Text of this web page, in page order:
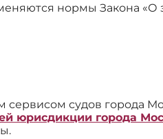
нормы Закона «О
судов города
юрисдикции города